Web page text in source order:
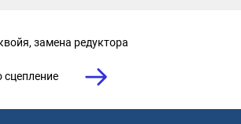
замена редуктора